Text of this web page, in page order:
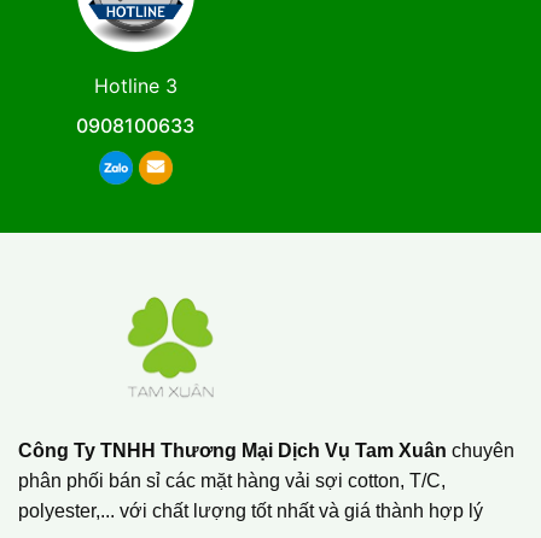
Hotline 3
0908100633
Công Ty TNHH Thương Mại Dịch Vụ Tam Xuân chuyên
phân phối bán sỉ các mặt hàng vải sợi cotton, T/C,
polyester,... với chất lượng tốt nhất và giá thành hợp lý